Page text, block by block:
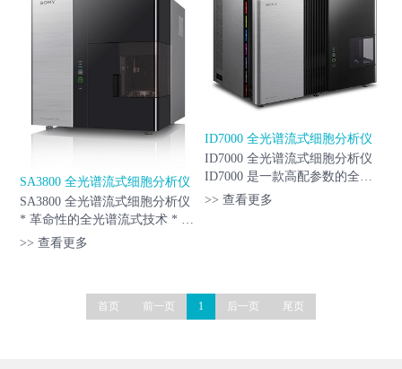
大现代技术包括基于专利微流控
芯片的...
SA3800 全光谱流式细胞分析仪
SA3800 全光谱流式细胞分析仪
* 革命性的全光谱流式技术 * 快
速，稳定，高效的新一代3D高
(488nm/405nm/561nm/638nm) *
高解析度，高度可靠，可重复的
>> 查看更多
ID7000 全光谱流式细胞分析仪
ID7000 全光谱流式细胞分析仪
ID7000 是一款高配参数的全光
谱流式细胞分析仪，可提供有关
>> 查看更多
首页 前一页 1 后一页 尾页